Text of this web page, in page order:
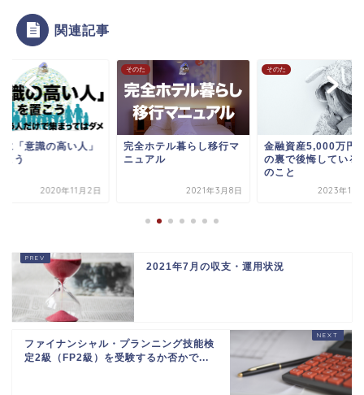
関連記事
に「意識の高い人」
こう
2020年11月2日
そのた
完全ホテル暮らし移行マ
ニュアル
2021年3月8日
そのた
金融資産5,000万円
の裏で後悔している
のこと
2023年11
2021年7月の収支・運用状況
ファイナンシャル・プランニング技能検
定2級（FP2級）を受験するか否かで...